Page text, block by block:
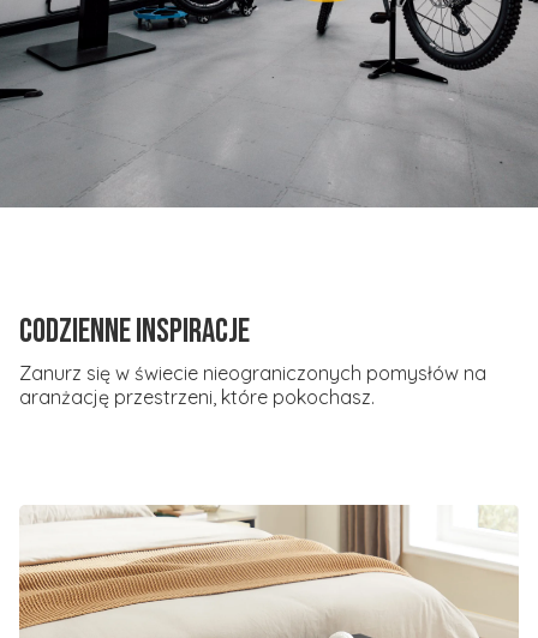
Codzienne inspiracje
Zanurz się w świecie nieograniczonych pomysłów na
aranżację przestrzeni, które pokochasz.